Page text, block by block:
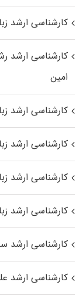
کارشناسی ارشد
کارشناسی ارشد
اﻣﻴﻦ
کارشناسی ارشد
کارشناسی ارشد
کارشناسی ارشد
کارشناسی ارشد
کارشناسی ارشد
کارشناسی ارشد